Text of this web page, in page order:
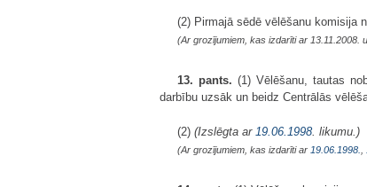
(2) Pirmajā sēdē vēlēšanu komisija
(Ar grozījumiem, kas izdarīti ar
13. pants. (1) Vēlēšanu, tautas
darbību uzsāk un beidz Centrālās
(2) (Izslēgta ar 19.06.1998 . likumu.)
(Ar grozījumiem, kas izdarīti ar 19.06.1998.